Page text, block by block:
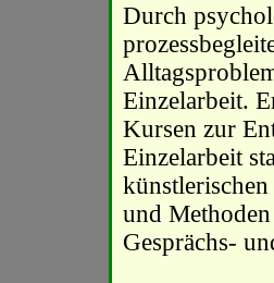
Durch
Einzelarbeit.
Kursen zur
Einzelarbeit
und
Gesprächs-